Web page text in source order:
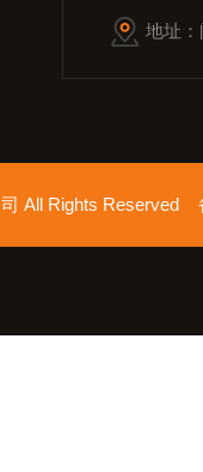
地址
All Rights Reserved